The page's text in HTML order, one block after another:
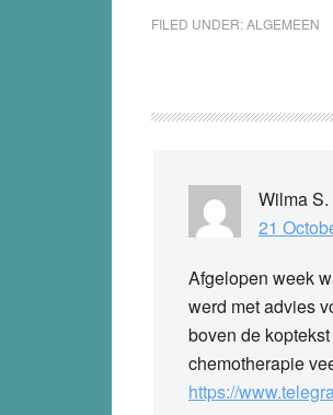
FILED UNDER:ALGEMEEN
Interactions
Wilma S.
21
Afgelopen week
werd met advies
boven de
chemotherapie
https://